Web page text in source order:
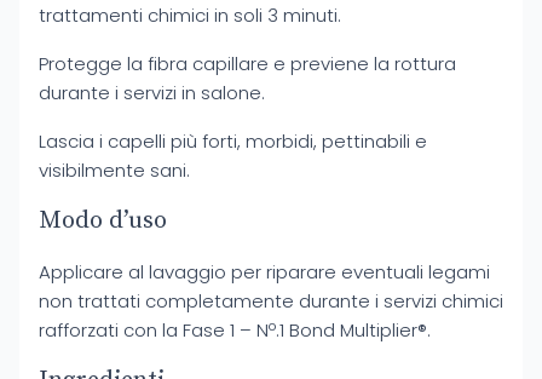
trattamenti chimici in soli 3 minuti.
Protegge la fibra capillare e previene la rottura
durante i servizi in salone.
Lascia i capelli più forti, morbidi, pettinabili e
visibilmente sani.
Modo d’uso
Applicare al lavaggio per riparare eventuali legami
non trattati completamente durante i servizi chimici
rafforzati con la Fase 1 – Nº.1 Bond Multiplier®.